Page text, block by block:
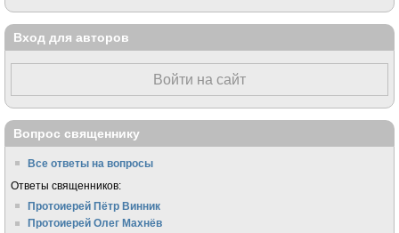
Вход для авторов
Войти на сайт
Вопрос священнику
Все ответы на вопросы
Ответы священников:
Протоиерей Пётр Винник
Протоиерей Олег Махнёв